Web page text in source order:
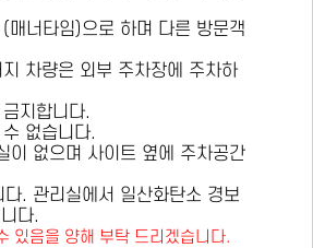
너타임)으로 하며 다른 방문객
차량은 외부 주차장에 주차하
지합니다.
없습니다.
없으며 사이트 옆에 주차공간
. 관리실에서 일산화탄소 경보
다.
있음을 양해 부탁 드리겠습니다.